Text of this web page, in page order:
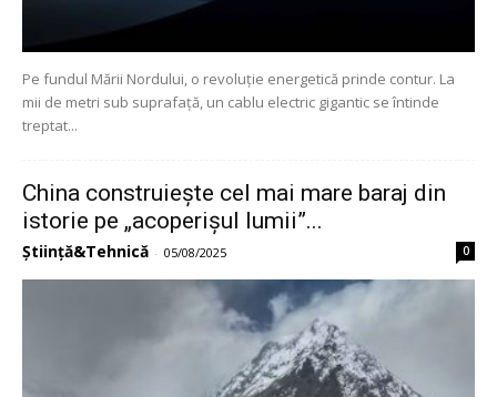
Pe fundul Mării Nordului, o revoluție energetică prinde contur. La
mii de metri sub suprafață, un cablu electric gigantic se întinde
treptat...
China construiește cel mai mare baraj din
istorie pe „acoperișul lumii”...
Știință&Tehnică - 05/08/2025 0